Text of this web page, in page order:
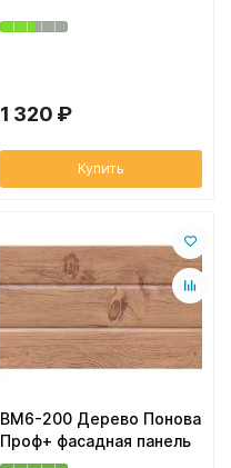
1 320 ₽
Купить
BM6-200 Дерево Понова
Проф+ фасадная панель